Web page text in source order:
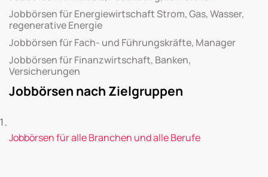
Jobbörsen für Energiewirtschaft Strom, Gas, Wasser,
regenerative Energie
Jobbörsen für Fach- und Führungskräfte, Manager
Jobbörsen für Finanzwirtschaft, Banken,
Versicherungen
Jobbörsen nach Zielgruppen
Jobbörsen für alle Branchen und alle Berufe